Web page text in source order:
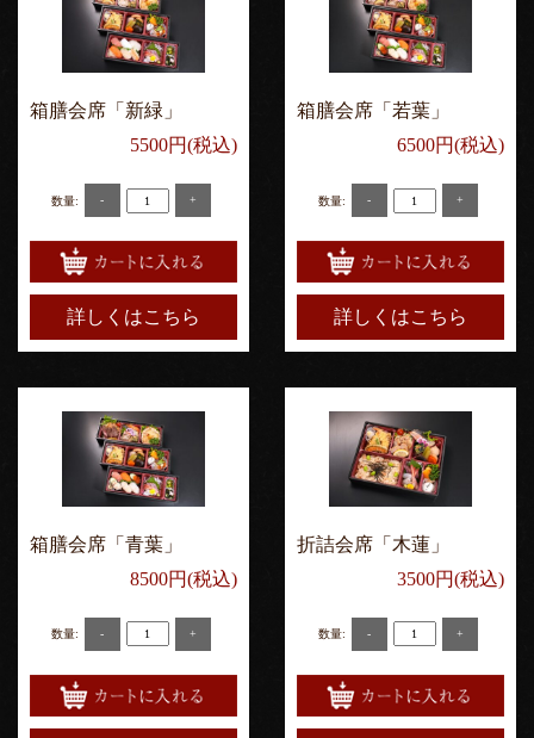
箱膳会席「新緑」
5500円(税込)
数量: - +
詳しくはこちら
箱膳会席「若葉」
6500円(税込)
数量: - +
詳しくはこちら
箱膳会席「青葉」
8500円(税込)
数量: - +
折詰会席「木蓮」
3500円(税込)
数量: - +